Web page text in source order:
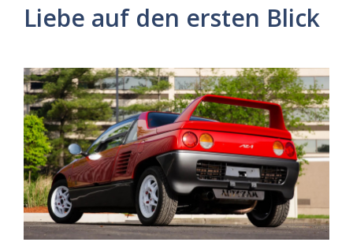
Liebe auf den ersten Blick